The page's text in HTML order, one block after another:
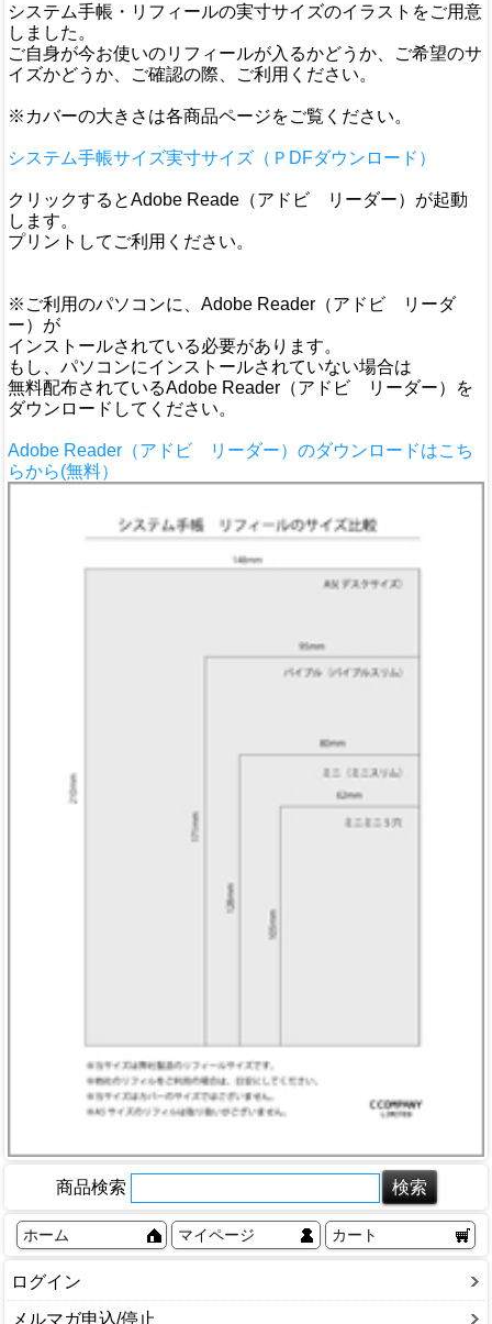
システム手帳・リフィールの実寸サイズのイラストをご用意
しました。
ご自身が今お使いのリフィールが入るかどうか、ご希望のサ
イズかどうか、ご確認の際、ご利用ください。
※カバーの大きさは各商品ページをご覧ください。
システム手帳サイズ実寸サイズ（ＰDFダウンロード）
クリックするとAdobe Reade（アドビ リーダー）が起動
します。
プリントしてご利用ください。
※ご利用のパソコンに、Adobe Reader（アドビ リーダ
ー）が
インストールされている必要があります。
もし、パソコンにインストールされていない場合は
無料配布されているAdobe Reader（アドビ リーダー）を
ダウンロードしてください。
Adobe Reader（アドビ リーダー）のダウンロードはこち
らから(無料）
商品検索
ホーム マイページ カート
ログイン
メルマガ申込/停止